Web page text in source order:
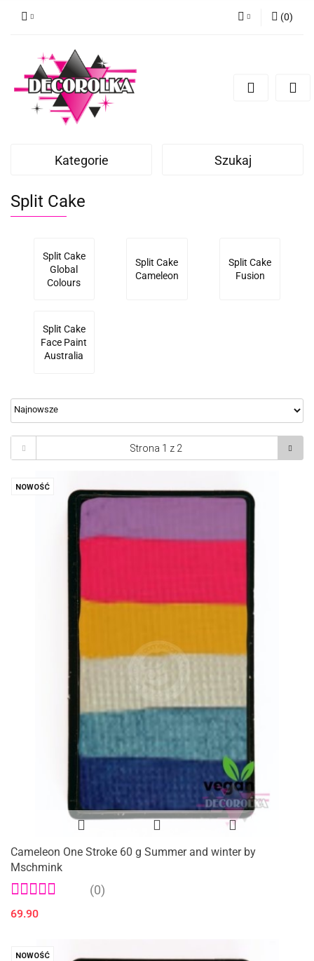
Dodaj zgłoszenie
(0)
Kategorie Szukaj
Split Cake
Split Cake
Global
Colours
Split Cake
Cameleon
Split Cake
Fusion
Split Cake
Face Paint
Australia
NOWOŚĆ
Cameleon One Stroke 60 g Summer and winter by
Mschmink
(0)
69.90
NOWOŚĆ